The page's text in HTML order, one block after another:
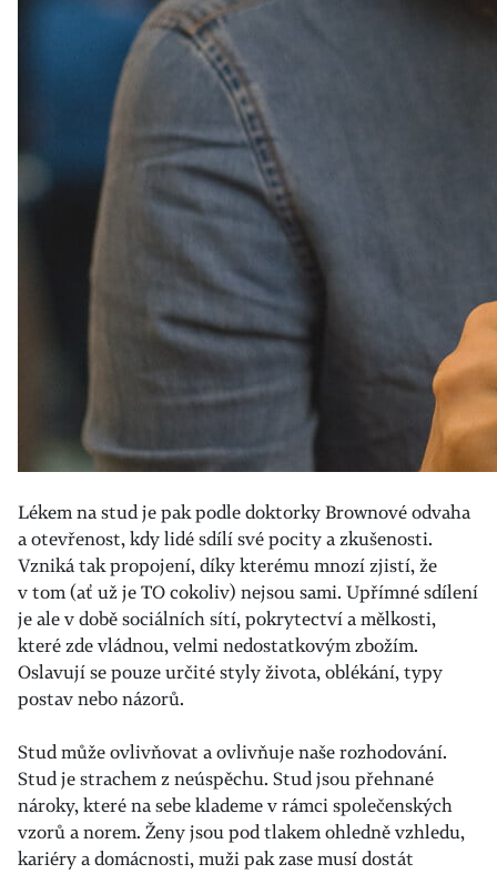
Lékem na stud je pak podle doktorky Brownové odvaha
a otevřenost, kdy lidé sdílí své pocity a zkušenosti.
Vzniká tak propojení, díky kterému mnozí zjistí, že
v tom (ať už je TO cokoliv) nejsou sami. Upřímné sdílení
je ale v době sociálních sítí, pokrytectví a mělkosti,
které zde vládnou, velmi nedostatkovým zbožím.
Oslavují se pouze určité styly života, oblékání, typy
postav nebo názorů.
Stud může ovlivňovat a ovlivňuje naše rozhodování.
Stud je strachem z neúspěchu. Stud jsou přehnané
nároky, které na sebe klademe v rámci společenských
vzorů a norem. Ženy jsou pod tlakem ohledně vzhledu,
kariéry a domácnosti, muži pak zase musí dostát